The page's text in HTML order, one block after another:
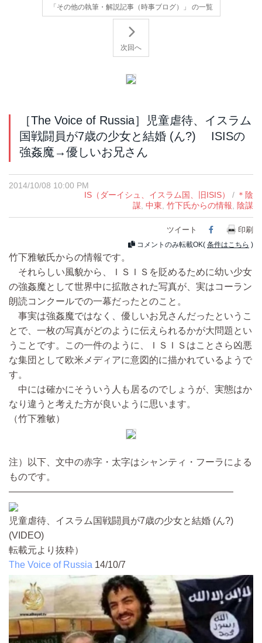
「その他の執筆・解説記事（時事ブログ）」 の一覧
次回へ
［The Voice of Russia］児童虐待、イスラム
国戦闘員が7歳の少女と結婚 (ん?) ISISの
強姦魔→優しいお兄さん
2014/10/08 10:00 PM
IS（ダーイシュ、イスラム国、旧ISIS）
/ ＊陰
謀 中東 竹下氏からの情報 陰謀
ツイート Facebook
印刷
コメントのみ転載OK( 条件はこちら )
竹下雅敏氏からの情報です。
それらしい風貌から、ＩＳＩＳを貶めるために幼い少女
の強姦魔として世界中に拡散された写真が、実はコーラン
朗読コンクールでの一幕だったとのこと。
事実は強姦魔ではなく、優しいお兄さんだったというこ
とで、一枚の写真がどのように伝えられるかが大問題とい
うことです。この一件のように、ＩＳＩＳはことさら凶悪
な集団として欧米メディアに意図的に描かれているようで
す。
中には確かにそういう人も居るのでしょうが、実態はか
なり違うと考えた方が良いように思います。
（竹下雅敏）
注）以下、文中の赤字・太字はシャンティ・フーラによる
ものです。
————————————————————————
児童虐待、イスラム国戦闘員が7歳の少女と結婚 (ん?)
(VIDEO)
転載元より抜粋）
The Voice of Russia 14/10/7